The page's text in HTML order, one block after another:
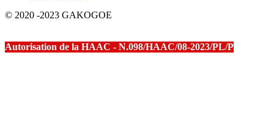
© 2020 -2023 GAKOGOE
Autorisation de la HAAC - N.098/HAAC/08-2023/PL/P